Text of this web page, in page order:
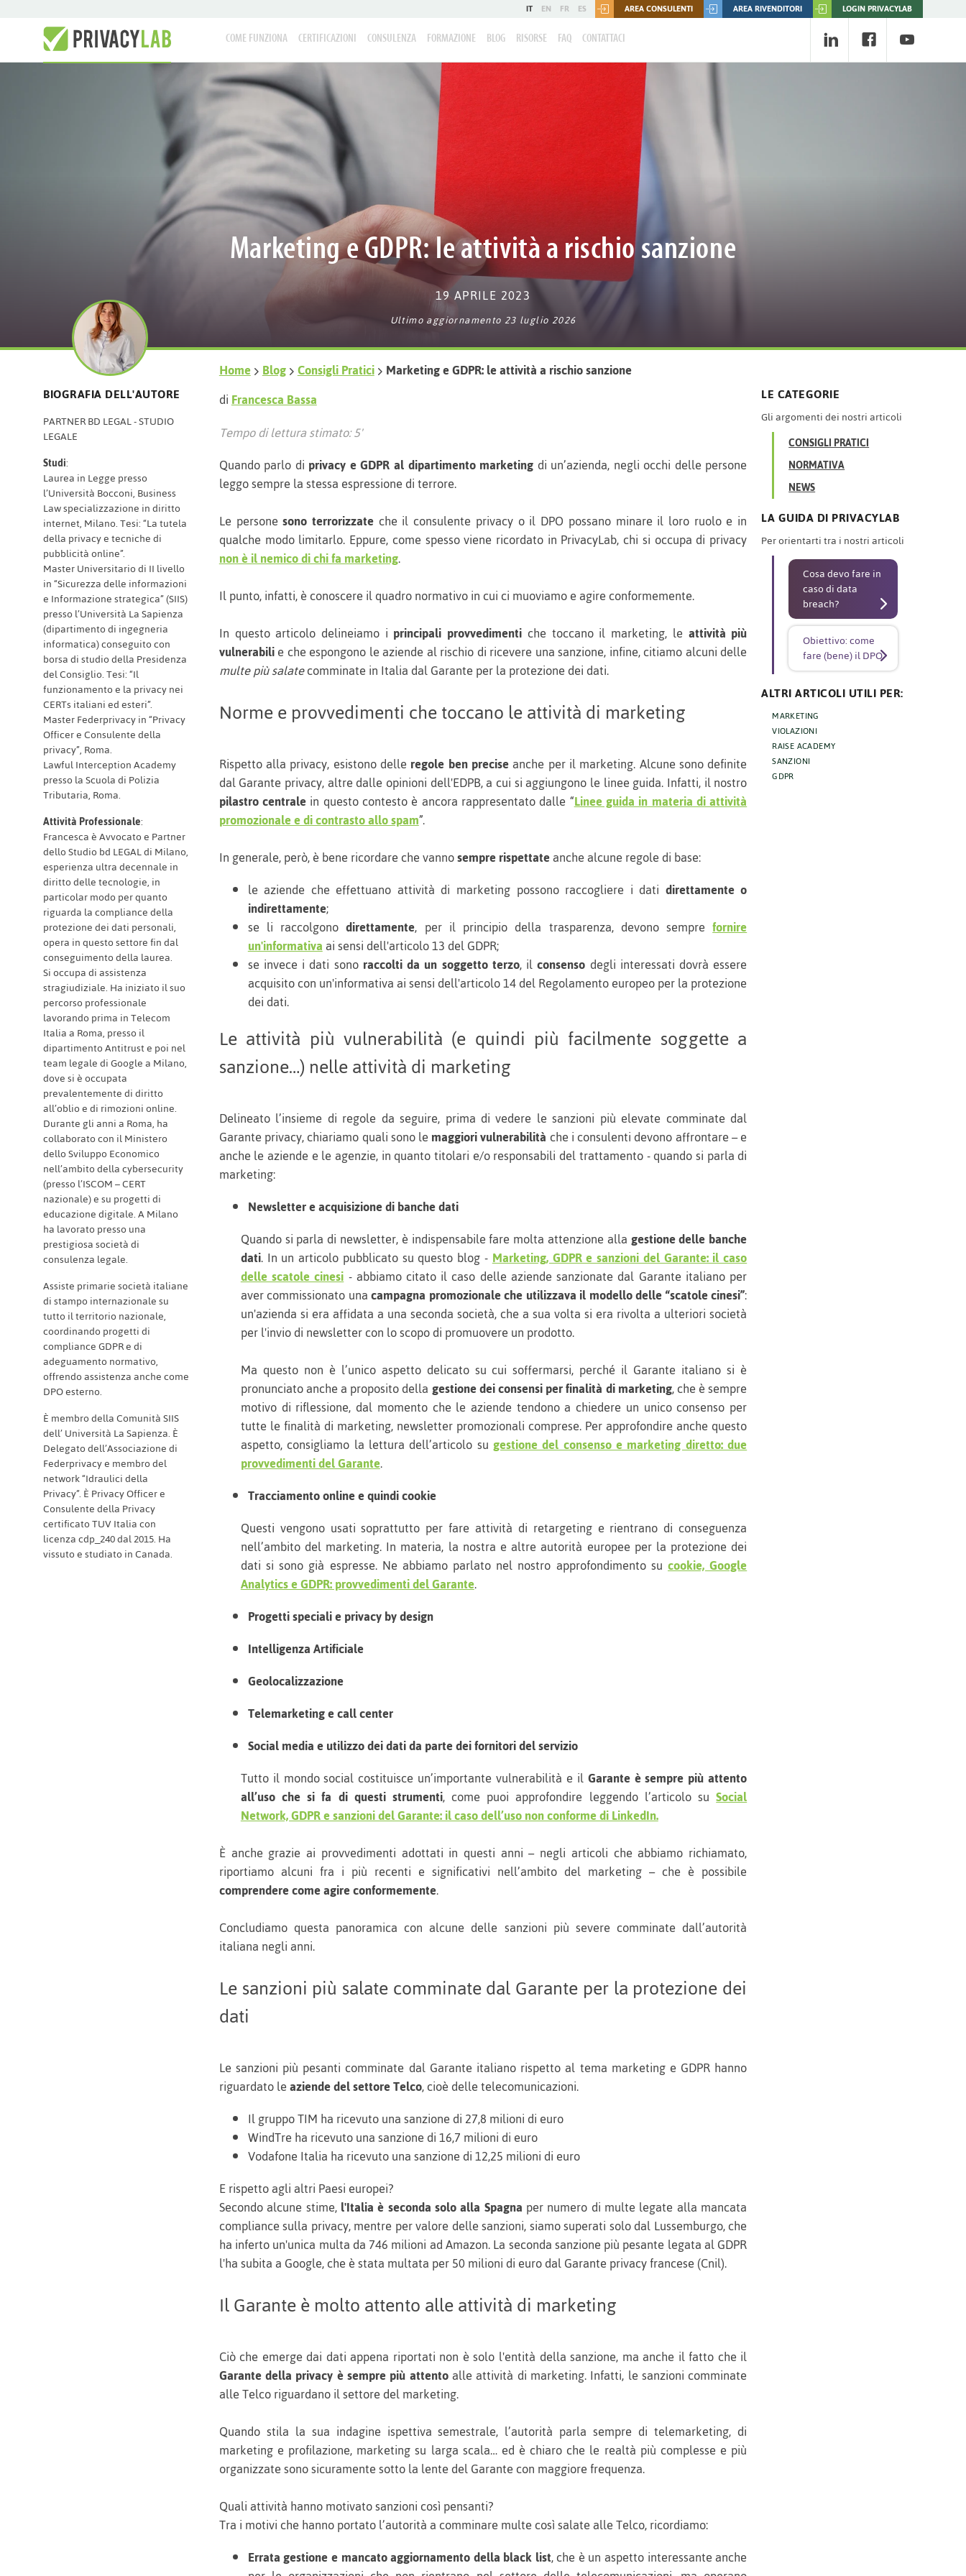
IT EN FR ES AREA CONSULENTI AREA RIVENDITORI LOGIN PRIVACYLAB
COME FUNZIONA CERTIFICAZIONI CONSULENZA FORMAZIONE BLOG RISORSE FAQ CONTATTACI
Marketing e GDPR: le attività a rischio sanzione
19 APRILE 2023
Ultimo aggiornamento 23 luglio 2026
BIOGRAFIA DELL'AUTORE
PARTNER BD LEGAL - STUDIO
LEGALE
Studi:
Laurea in Legge presso
l’Università Bocconi, Business
Law specializzazione in diritto
internet, Milano. Tesi: “La tutela
della privacy e tecniche di
pubblicità online”.
Master Universitario di II livello
in “Sicurezza delle informazioni
e Informazione strategica” (SIIS)
presso l’Università La Sapienza
(dipartimento di ingegneria
informatica) conseguito con
borsa di studio della Presidenza
del Consiglio. Tesi: “Il
funzionamento e la privacy nei
CERTs italiani ed esteri”.
Master Federprivacy in “Privacy
Officer e Consulente della
privacy”, Roma.
Lawful Interception Academy
presso la Scuola di Polizia
Tributaria, Roma.
Attività Professionale:
Francesca è Avvocato e Partner
dello Studio bd LEGAL di Milano,
esperienza ultra decennale in
diritto delle tecnologie, in
particolar modo per quanto
riguarda la compliance della
protezione dei dati personali,
opera in questo settore fin dal
conseguimento della laurea.
Si occupa di assistenza
stragiudiziale. Ha iniziato il suo
percorso professionale
lavorando prima in Telecom
Italia a Roma, presso il
dipartimento Antitrust e poi nel
team legale di Google a Milano,
dove si è occupata
prevalentemente di diritto
all’oblio e di rimozioni online.
Durante gli anni a Roma, ha
collaborato con il Ministero
dello Sviluppo Economico
nell’ambito della cybersecurity
(presso l’ISCOM – CERT
nazionale) e su progetti di
educazione digitale. A Milano
ha lavorato presso una
prestigiosa società di
consulenza legale.
Assiste primarie società italiane
di stampo internazionale su
tutto il territorio nazionale,
coordinando progetti di
compliance GDPR e di
adeguamento normativo,
offrendo assistenza anche come
DPO esterno.
È membro della Comunità SIIS
dell’ Università La Sapienza. È
Delegato dell’Associazione di
Federprivacy e membro del
network “Idraulici della
Privacy”. È Privacy Officer e
Consulente della Privacy
certificato TUV Italia con
licenza cdp_240 dal 2015. Ha
vissuto e studiato in Canada.
Home Blog Consigli Pratici Marketing e GDPR: le attività a rischio sanzione
diFrancesca Bassa
Tempo di lettura stimato: 5'
Quando parlo di privacy e GDPR al dipartimento marketing di un’azienda, negli occhi delle persone
leggo sempre la stessa espressione di terrore.
Le personesono terrorizzate che il consulente privacy o il DPO possano minare il loro ruolo e in
qualche modo limitarlo. Eppure, come spesso viene ricordato in PrivacyLab, chi si occupa di privacy
non è il nemico di chi fa marketing.
Il punto, infatti, è conoscere il quadro normativo in cui ci muoviamo e agire conformemente.
In questo articolo delineiamo i principali provvedimenti che toccano il marketing, le attività più
vulnerabilie che espongono le aziende al rischio di ricevere una sanzione, infine, citiamo alcuni delle
multe più salatecomminate in Italia dal Garante per la protezione dei dati.
Norme e provvedimenti che toccano le attività di marketing
Rispetto alla privacy, esistono delle regole ben preciseanche per il marketing. Alcune sono definite
dal Garante privacy, altre dalle opinioni dell'EDPB, a cui si aggiungono le linee guida. Infatti, il nostro
pilastro centralein questo contesto è ancora rappresentato dalle “Linee guida in materia di attività
promozionale e di contrasto allo spam”.
In generale, però, è bene ricordare che vannosempre rispettateanche alcune regole di base:
le aziende che effettuano attività di marketing possono raccogliere i dati direttamente o
indirettamente;
se li raccolgonodirettamente, per il principio della trasparenza, devono semprefornire
un'informativaai sensi dell'articolo 13 del GDPR;
se invece i dati sono raccolti da un soggetto terzo, ilconsenso degli interessati dovrà essere
acquisito con un'informativa ai sensi dell'articolo 14 del Regolamento europeo per la protezione
dei dati.
Le attività più vulnerabilità (e quindi più facilmente soggette a
sanzione…) nelle attività di marketing
Delineato l’insieme di regole da seguire, prima di vedere le sanzioni più elevate comminate dal
Garante privacy, chiariamo quali sono lemaggiori vulnerabilitàche i consulenti devono affrontare – e
anche le aziende e le agenzie, in quanto titolari e/o responsabili del trattamento - quando si parla di
marketing:
Newsletter e acquisizione di banche dati
Quando si parla di newsletter, è indispensabile fare molta attenzione allagestione delle banche
dati. In un articolo pubblicato su questo blog -Marketing, GDPR e sanzioni del Garante: il caso
delle scatole cinesi- abbiamo citato il caso delle aziende sanzionate dal Garante italiano per
aver commissionato unacampagna promozionale che utilizzava il modello delle “scatole cinesi”:
un'azienda si era affidata a una seconda società, che a sua volta si era rivolta a ulteriori società
per l'invio di newsletter con lo scopo di promuovere un prodotto.
Ma questo non è l’unico aspetto delicato su cui soffermarsi, perché il Garante italiano si è
pronunciato anche a proposito dellagestione dei consensi per finalità di marketing, che è sempre
motivo di riflessione, dal momento che le aziende tendono a chiedere un unico consenso per
tutte le finalità di marketing, newsletter promozionali comprese. Per approfondire anche questo
aspetto, consigliamo la lettura dell’articolo su gestione del consenso e marketing diretto: due
provvedimenti del Garante.
Tracciamento online e quindi cookie
Questi vengono usati soprattutto per fare attività di retargeting e rientrano di conseguenza
nell’ambito del marketing. In materia, la nostra e altre autorità europee per la protezione dei
dati si sono già espresse. Ne abbiamo parlato nel nostro approfondimento sucookie, Google
Analytics e GDPR: provvedimenti del Garante.
Progetti speciali e privacy by design
Intelligenza Artificiale
Geolocalizzazione
Telemarketing e call center
Social media e utilizzo dei dati da parte dei fornitori del servizio
Tutto il mondo social costituisce un’importante vulnerabilità e ilGarante è sempre più attento
all’uso che si fa di questi strumenti, come puoi approfondire leggendo l’articolo suSocial
Network, GDPR e sanzioni del Garante: il caso dell’uso non conforme di LinkedIn.
È anche grazie ai provvedimenti adottati in questi anni – negli articoli che abbiamo richiamato,
riportiamo alcuni fra i più recenti e significativi nell’ambito del marketing – che è possibile
comprendere come agire conformemente.
Concludiamo questa panoramica con alcune delle sanzioni più severe comminate dall’autorità
italiana negli anni.
Le sanzioni più salate comminate dal Garante per la protezione dei
dati
Le sanzioni più pesanti comminate dal Garante italiano rispetto al tema marketing e GDPR hanno
riguardato leaziende del settore Telco, cioè delle telecomunicazioni.
Il gruppo TIM ha ricevuto una sanzione di 27,8 milioni di euro
WindTre ha ricevuto una sanzione di 16,7 milioni di euro
Vodafone Italia ha ricevuto una sanzione di 12,25 milioni di euro
E rispetto agli altri Paesi europei?
Secondo alcune stime,l'Italia è seconda solo alla Spagna per numero di multe legate alla mancata
compliance sulla privacy, mentre per valore delle sanzioni, siamo superati solo dal Lussemburgo, che
ha inferto un'unica multa da 746 milioni ad Amazon. La seconda sanzione più pesante legata al GDPR
l'ha subita a Google, che è stata multata per 50 milioni di euro dal Garante privacy francese (Cnil).
Il Garante è molto attento alle attività di marketing
Ciò che emerge dai dati appena riportati non è solo l'entità della sanzione, ma anche il fatto che il
Garante della privacy è sempre più attentoalle attività di marketing. Infatti, le sanzioni comminate
alle Telco riguardano il settore del marketing.
Quando stila la sua indagine ispettiva semestrale, l’autorità parla sempre di telemarketing, di
marketing e profilazione, marketing su larga scala… ed è chiaro che le realtà più complesse e più
organizzate sono sicuramente sotto la lente del Garante con maggiore frequenza.
Quali attività hanno motivato sanzioni così pensanti?
Tra i motivi che hanno portato l’autorità a comminare multe così salate alle Telco, ricordiamo:
Errata gestione e mancato aggiornamento della black list, che è un aspetto interessante anche
LE CATEGORIE
Gli argomenti dei nostri articoli
CONSIGLI PRATICI
NORMATIVA
NEWS
LA GUIDA DI PRIVACYLAB
Per orientarti tra i nostri articoli
Cosa devo fare in
caso di data
breach?
Obiettivo: come
fare (bene) il DPO
ALTRI ARTICOLI UTILI PER:
MARKETING
VIOLAZIONI
RAISE ACADEMY
SANZIONI
GDPR